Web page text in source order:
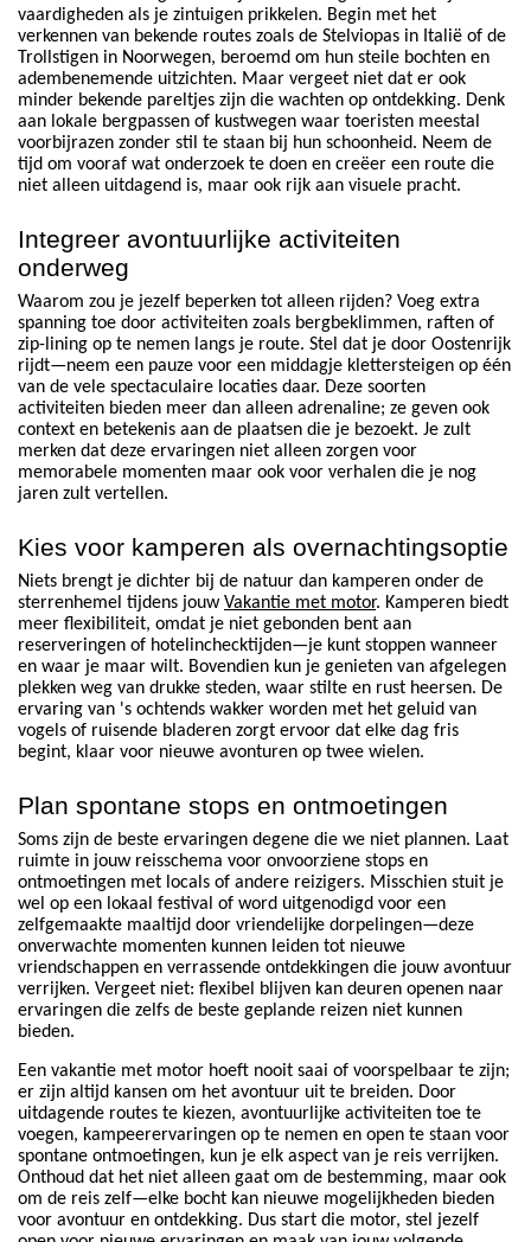
vaardigheden als je zintuigen prikkelen. Begin met het
verkennen van bekende routes zoals de Stelviopas in Italië of de
Trollstigen in Noorwegen, beroemd om hun steile bochten en
adembenemende uitzichten. Maar vergeet niet dat er ook
minder bekende pareltjes zijn die wachten op ontdekking. Denk
aan lokale bergpassen of kustwegen waar toeristen meestal
voorbijrazen zonder stil te staan bij hun schoonheid. Neem de
tijd om vooraf wat onderzoek te doen en creëer een route die
niet alleen uitdagend is, maar ook rijk aan visuele pracht.
Integreer avontuurlijke activiteiten
onderweg
Waarom zou je jezelf beperken tot alleen rijden? Voeg extra
spanning toe door activiteiten zoals bergbeklimmen, raften of
zip-lining op te nemen langs je route. Stel dat je door Oostenrijk
rijdt—neem een pauze voor een middagje klettersteigen op één
van de vele spectaculaire locaties daar. Deze soorten
activiteiten bieden meer dan alleen adrenaline; ze geven ook
context en betekenis aan de plaatsen die je bezoekt. Je zult
merken dat deze ervaringen niet alleen zorgen voor
memorabele momenten maar ook voor verhalen die je nog
jaren zult vertellen.
Kies voor kamperen als overnachtingsoptie
Niets brengt je dichter bij de natuur dan kamperen onder de
sterrenhemel tijdens jouwVakantie met motor. Kamperen biedt
meer flexibiliteit, omdat je niet gebonden bent aan
reserveringen of hotelinchecktijden—je kunt stoppen wanneer
en waar je maar wilt. Bovendien kun je genieten van afgelegen
plekken weg van drukke steden, waar stilte en rust heersen. De
ervaring van 's ochtends wakker worden met het geluid van
vogels of ruisende bladeren zorgt ervoor dat elke dag fris
begint, klaar voor nieuwe avonturen op twee wielen.
Plan spontane stops en ontmoetingen
Soms zijn de beste ervaringen degene die we niet plannen. Laat
ruimte in jouw reisschema voor onvoorziene stops en
ontmoetingen met locals of andere reizigers. Misschien stuit je
wel op een lokaal festival of word uitgenodigd voor een
zelfgemaakte maaltijd door vriendelijke dorpelingen—deze
onverwachte momenten kunnen leiden tot nieuwe
vriendschappen en verrassende ontdekkingen die jouw avontuur
verrijken. Vergeet niet: flexibel blijven kan deuren openen naar
ervaringen die zelfs de beste geplande reizen niet kunnen
bieden.
Een vakantie met motor hoeft nooit saai of voorspelbaar te zijn;
er zijn altijd kansen om het avontuur uit te breiden. Door
uitdagende routes te kiezen, avontuurlijke activiteiten toe te
voegen, kampeerervaringen op te nemen en open te staan voor
spontane ontmoetingen, kun je elk aspect van je reis verrijken.
Onthoud dat het niet alleen gaat om de bestemming, maar ook
om de reis zelf—elke bocht kan nieuwe mogelijkheden bieden
voor avontuur en ontdekking. Dus start die motor, stel jezelf